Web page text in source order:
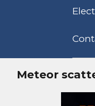
Meteor